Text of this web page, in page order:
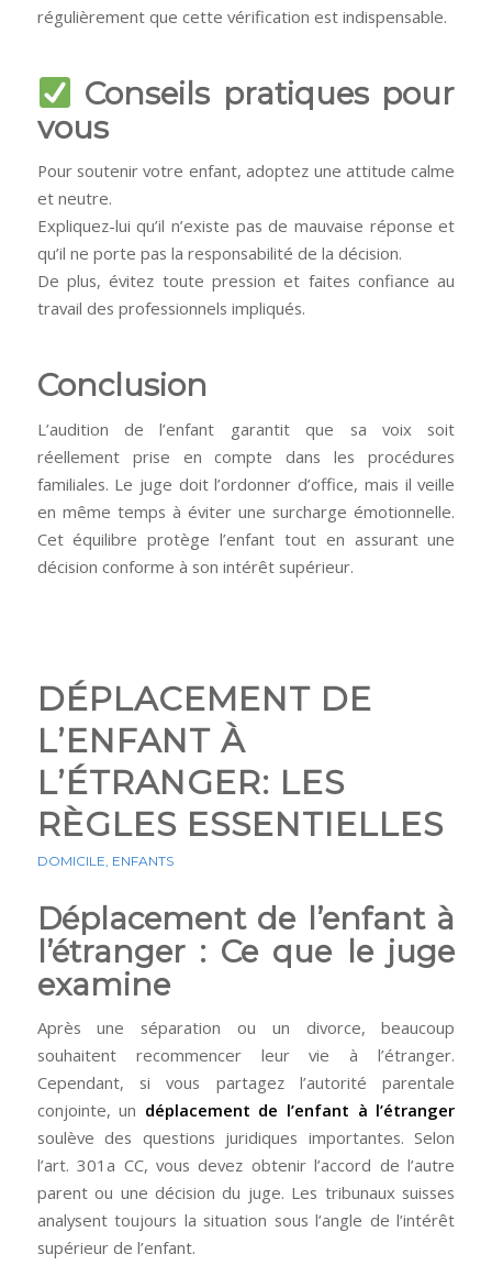
régulièrement que cette vérification est indispensable.
Conseils pratiques pour
vous
Pour soutenir votre enfant, adoptez une attitude calme
et neutre.
Expliquez-lui qu’il n’existe pas de mauvaise réponse et
qu’il ne porte pas la responsabilité de la décision.
De plus, évitez toute pression et faites confiance au
travail des professionnels impliqués.
Conclusion
L’audition de l’enfant garantit que sa voix soit
réellement prise en compte dans les procédures
familiales. Le juge doit l’ordonner d’office, mais il veille
en même temps à éviter une surcharge émotionnelle.
Cet équilibre protège l’enfant tout en assurant une
décision conforme à son intérêt supérieur.
DÉPLACEMENT DE
L’ENFANT À
L’ÉTRANGER: LES
RÈGLES ESSENTIELLES
DOMICILE ENFANTS
Déplacement de l’enfant à
l’étranger : Ce que le juge
examine
Après une séparation ou un divorce, beaucoup
souhaitent recommencer leur vie à l’étranger.
Cependant, si vous partagez l’autorité parentale
conjointe, un déplacement de l’enfant à l’étranger
soulève des questions juridiques importantes. Selon
l’art. 301a CC, vous devez obtenir l’accord de l’autre
parent ou une décision du juge. Les tribunaux suisses
analysent toujours la situation sous l’angle de l’intérêt
supérieur de l’enfant.